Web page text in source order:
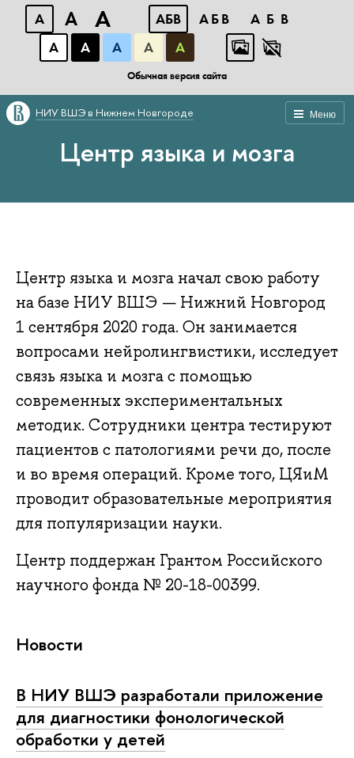
A A A АБВ АБВ
АБВ
А
А А А А
Обычная версия сайта
Меню
НИУ ВШЭ в Нижнем Новгороде
Центр языка и мозга
Центр языка и мозга начал свою работу
на базе НИУ ВШЭ — Нижний Новгород
1 сентября 2020 года. Он занимается
вопросами нейролингвистики, исследует
связь языка и мозга с помощью
современных экспериментальных
методик. Сотрудники центра тестируют
пациентов с патологиями речи до, после
и во время операций. Кроме того, ЦЯиМ
проводит образовательные мероприятия
для популяризации науки.
Центр поддержан Грантом Российского
научного фонда № 20-18-00399.
Новости
В НИУ ВШЭ разработали приложение
для диагностики фонологической
обработки у детей